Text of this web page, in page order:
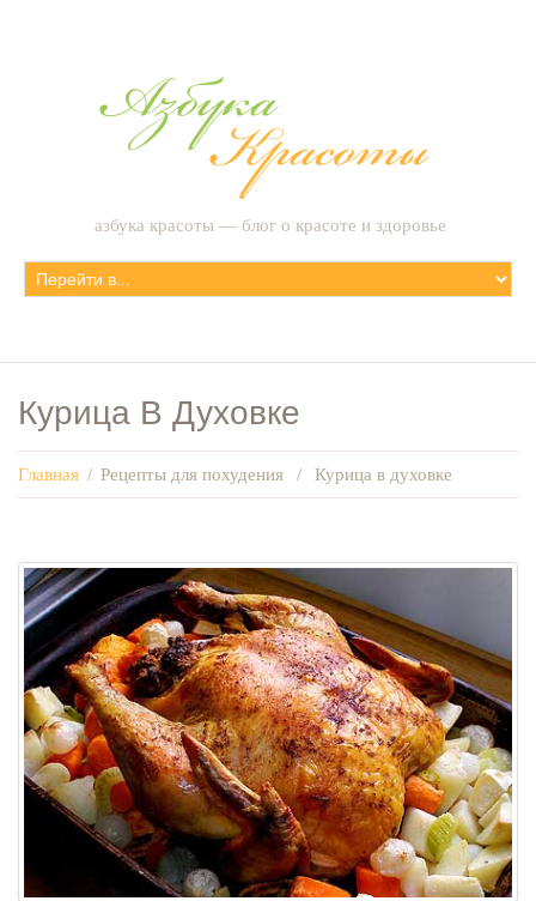
азбука красоты — блог о красоте и здоровье
Курица В Духовке
Главная / Рецепты для похудения / Курица в духовке